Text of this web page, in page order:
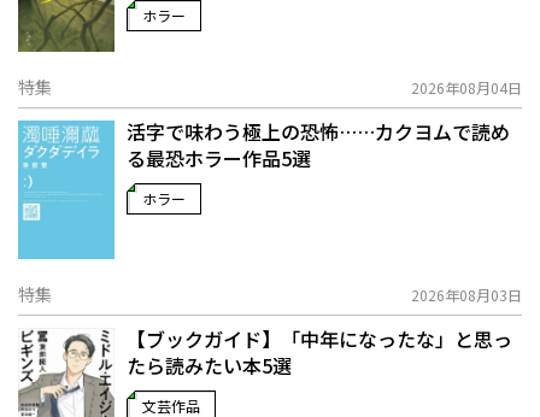
ホラー
特集 2026年08月04日
活字で味わう極上の恐怖……カクヨムで読め
る最恐ホラー作品5選
ホラー
特集 2026年08月03日
【ブックガイド】「中年になったな」と思っ
たら読みたい本5選
文芸作品